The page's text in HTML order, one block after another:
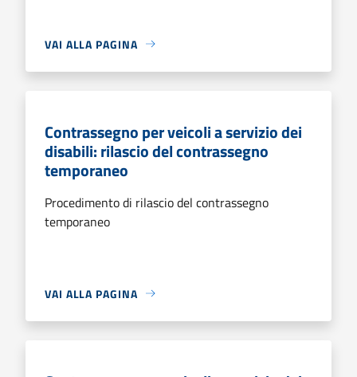
VAI ALLA PAGINA
Contrassegno per veicoli a servizio dei
disabili: rilascio del contrassegno
temporaneo
Procedimento di rilascio del contrassegno
temporaneo
VAI ALLA PAGINA